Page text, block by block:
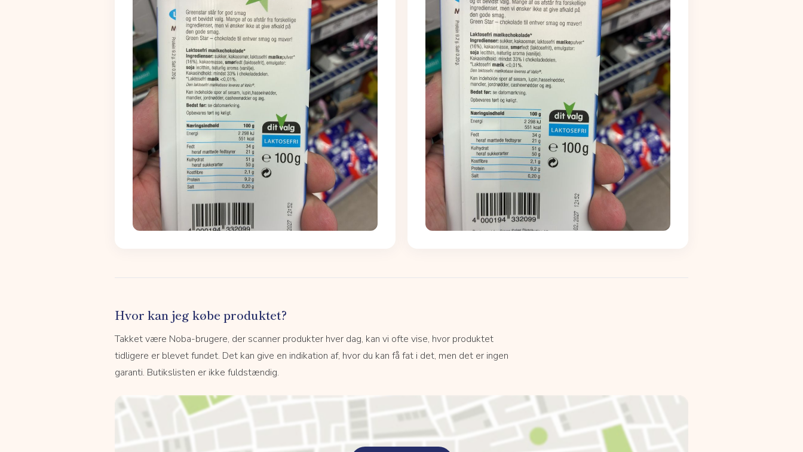
Hvor kan jeg købe produktet?
Takket være Noba-brugere, der scanner produkter hver dag, kan vi ofte vise, hvor produktet
tidligere er blevet fundet. Det kan give en indikation af, hvor du kan få fat i det, men det er ingen
garanti. Butikslisten er ikke fuldstændig.